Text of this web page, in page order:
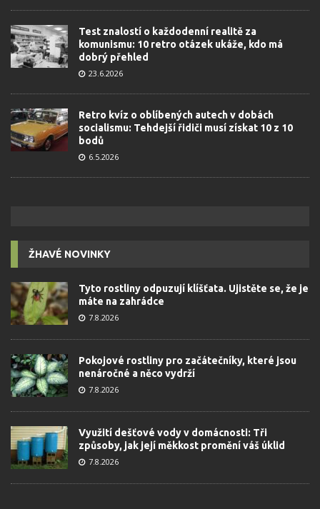
Test znalostí o každodenní realitě za
komunismu: 10 retro otázek ukáže, kdo má
dobrý přehled
23.6.2026
Retro kvíz o oblíbených autech v dobách
socialismu: Tehdejší řidiči musí získat 10 z 10
bodů
6.5.2026
ŽHAVÉ NOVINKY
Tyto rostliny odpuzují klíšťata. Ujistěte se, že je
máte na zahrádce
7.8.2026
Pokojové rostliny pro začátečníky, které jsou
nenáročné a něco vydrží
7.8.2026
Využití dešťové vody v domácnosti: Tři
způsoby, jak její měkkost promění váš úklid
7.8.2026